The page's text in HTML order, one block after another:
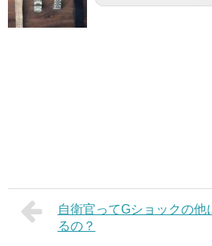
自衛官ってGショックの他
るの？